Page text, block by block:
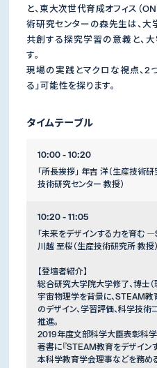
と、東大次世代育成オフィス（
術研究センターの森先生は、大
共創する探究学習の意義と、
す。
現場の実践とマクロな視点、2
る」可能性を探ります。
タイムテーブル
10:00 - 10:20
「所長挨拶」 年吉 洋（生産技術
技術研究センター 教授）
10:20 - 11:05
「未来をデザインする力を育む
川越 至桜（生産技術研究所 教授）
【登壇者紹介】
総合研究大学院大学修了、博士（
宇宙物理学を背景に、STEAM
のデザイン、学習評価、科学技術
推進。
2019年度文部科学大臣表彰科学
著書に『STEAM教育をデザイン
本科学教育学会理事などを務める